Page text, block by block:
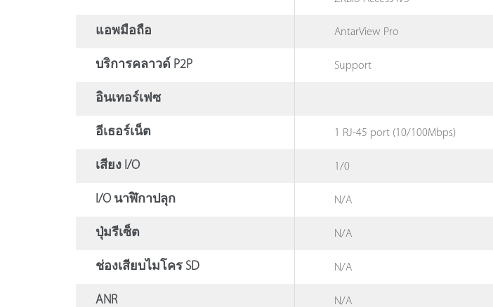
แอพมือถือ AntarView Pro
บริการคลาวด์ P2P Support
อินเทอร์เฟซ
อีเธอร์เน็ต 1 RJ-45 port (10/100Mbps)
เสียง I/O 1/0
I/O นาฬิกาปลุก N/A
ปุ่มรีเซ็ต N/A
ช่องเสียบไมโคร SD N/A
ANR N/A